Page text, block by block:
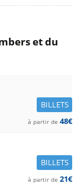
et du
BILLETS
à partir de 48€
BILLETS
à partir de 21€